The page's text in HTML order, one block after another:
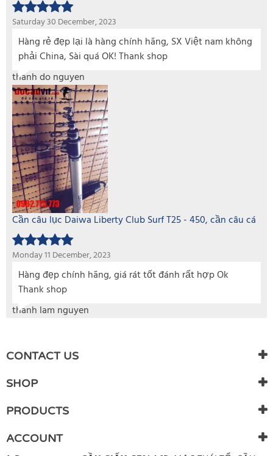
Saturday 30 December, 2023
Hàng rẻ đẹp lại là hàng chính hãng, SX Việt nam không
phải China, Sài quá OK! Thank shop
thanh do nguyen
Cần câu lục Daiwa Liberty Club Surf T25 - 450, cần câu cá
Monday 11 December, 2023
Hàng đẹp chính hãng, giá rát tốt đánh rất hợp Ok
Thank shop
thanh lam nguyen
CONTACT US
SHOP
PRODUCTS
ACCOUNT